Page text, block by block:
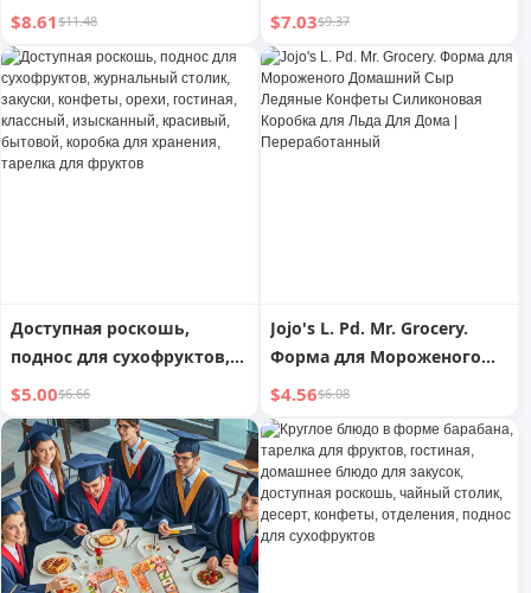
форме снеговика с
дымовым эффектом,
украшение для дома |
Конфеты в подарок
$8.61$11.48
гостиной, журнального
столика, тарелка для
сухофруктов, закуски,
конфеты, орехи, семечки,
коробка для хранения
$7.03$9.37
Доступная роскошь,
поднос для сухофруктов,
журнальный столик,
закуски, конфеты, орехи,
гостиная, классный,
изысканный, красивый,
бытовой, коробка для
хранения, тарелка для
фруктов
$5.00$6.66
Jojo's L. Pd. Mr. Grocery.
Форма для Мороженого
Домашний Сыр Ледяные
Конфеты Силиконовая
Коробка для Льда Для
Дома | Переработанный
$4.56$6.08